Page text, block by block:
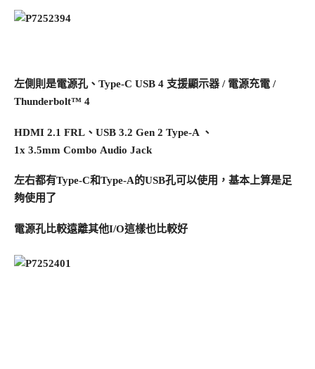
左側則是電源孔、Type-C USB 4 支援顯示器 / 電源充電 /
Thunderbolt™ 4
HDMI 2.1 FRL、USB 3.2 Gen 2 Type-A 、
1x 3.5mm Combo Audio Jack
左右都有Type-C和Type-A的USB孔可以使用，基本上算是足
夠使用了
電源孔比較遠離其他I/O這樣也比較好